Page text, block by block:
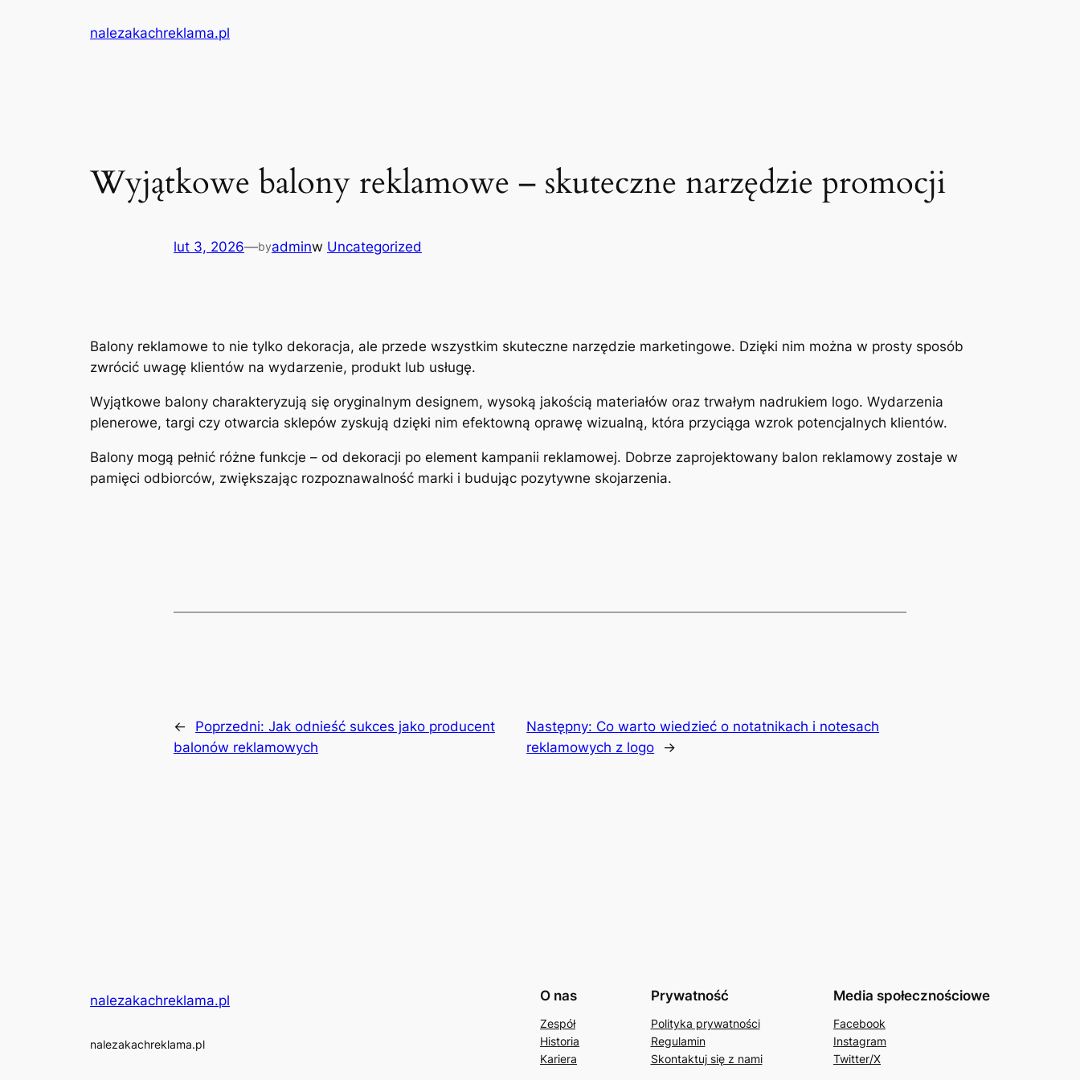
nalezakachreklama.pl
Wyjątkowe balony reklamowe – skuteczne narzędzie promocji
lut 3, 2026—byadminw Uncategorized
Balony reklamowe to nie tylko dekoracja, ale przede wszystkim skuteczne narzędzie marketingowe. Dzięki nim można w prosty sposób
zwrócić uwagę klientów na wydarzenie, produkt lub usługę.
Wyjątkowe balony charakteryzują się oryginalnym designem, wysoką jakością materiałów oraz trwałym nadrukiem logo. Wydarzenia
plenerowe, targi czy otwarcia sklepów zyskują dzięki nim efektowną oprawę wizualną, która przyciąga wzrok potencjalnych klientów.
Balony mogą pełnić różne funkcje – od dekoracji po element kampanii reklamowej. Dobrze zaprojektowany balon reklamowy zostaje w
pamięci odbiorców, zwiększając rozpoznawalność marki i budując pozytywne skojarzenia.
← Poprzedni: Jak odnieść sukces jako producent
balonów reklamowych
Następny: Co warto wiedzieć o notatnikach i notesach
reklamowych z logo
→
nalezakachreklama.pl
nalezakachreklama.pl
O nas
Zespół
Historia
Kariera
Prywatność
Polityka prywatności
Regulamin
Skontaktuj się z nami
Media społecznościowe
Facebook
Instagram
Twitter/X